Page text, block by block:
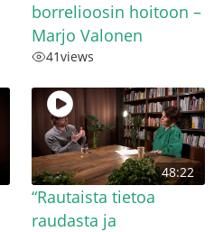
borrelioosin hoitoon –
Marjo Valonen
41views
48:22
“Rautaista tietoa
raudasta ja